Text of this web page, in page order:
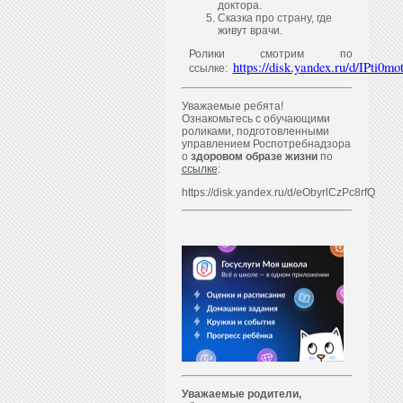
доктора.
Сказка про страну, где
живут врачи.
Ролики смотрим по
ссылке: https://disk.yandex.ru/d/
Уважаемые ребята!
Ознакомьтесь с обучающими
роликами, подготовленными
управлением Роспотребнадзора
о здоровом образе жизнипо
ссылке:
https://disk.yandex.ru/d/eObyrlCzPc8rfQ
Уважаемые родители,